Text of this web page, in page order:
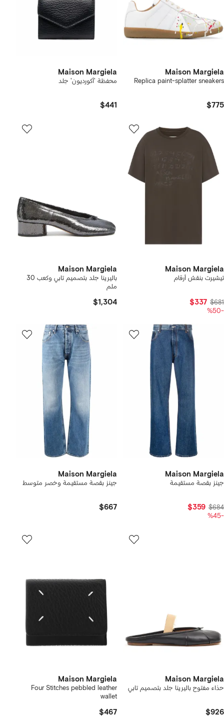
Maison Margiela
Replica paint-splatter sneakers
$775
Maison Margiela
محفظة 'أكورديون' جلد
$441
Maison Margiela
تيشيرت بنقش أرقام
$681
$337
-%50
Maison Margiela
باليرينا جلد بتصميم تابي وكعب 30
ملم
$1,304
Maison Margiela
جينز بقصة مستقيمة
$684
$359
-%45
Maison Margiela
جينز بقصة مستقيمة وخصر متوسط
$667
Maison Margiela
حذاء مفتوح باليرينا جلد بتصميم تابي
$926
Maison Margiela
Four Stitches pebbled leather
wallet
$467